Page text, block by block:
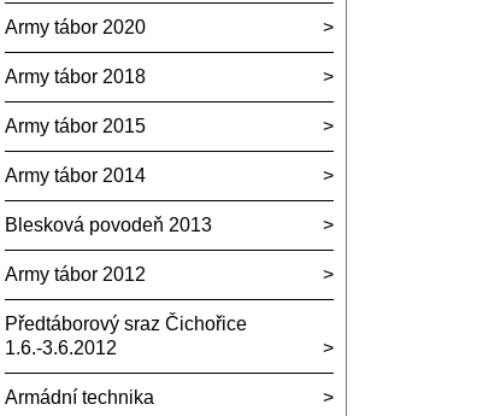
Army tábor 2020
Army tábor 2018
Army tábor 2015
Army tábor 2014
Blesková povodeň 2013
Army tábor 2012
Předtáborový sraz Čichořice
1.6.-3.6.2012
Armádní technika